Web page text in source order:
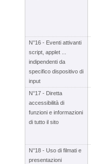
N°16 - Eventi attivanti
script, applet ...
indipendenti da
specifico dispositivo di
input
N°17 - Diretta
accessibilità di
funzioni e informazioni
di tutto il sito
N°18 - Uso di filmati e
presentazioni